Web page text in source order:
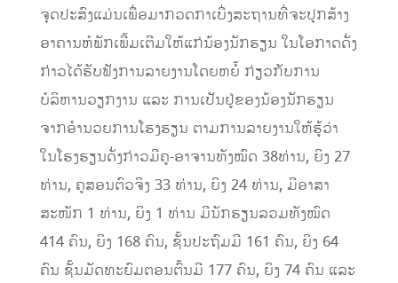
ຈຸດປະສົງແມ່ນເພື່ອມາກວດກາເບີ່ງສະຖານທີ່ຈະປກສ້າງ
ອາຄານຫໍພັກເພີ້ມເຕີມໃຫ້ແກ່ນ້ອງນັກຮຽນ ໃນໂອກາດດັ່ງ
ກ່າວໄດ້ຮັບຟັງການລາຍງານໂດຍຫຍໍ້ ກ່ຽວກັບການ
ບໍລິຫານວຽກງານ ແລະ ການເປັນຢູ່ຂອງນ້ອງນັກຮຽນ
ຈາກອໍານວຍການໂຮງຮຽນ ຕາມການລາຍງານໃຫ້ຮູ້ວ່າ
ໃນໂຮງຮຽນດັ່ງກ່າວມີຄູ-ອາຈານທັງໝົດ 38ທ່ານ, ຍິງ 27
ທ່ານ, ຄູສອນຕົວຈິງ 33ທ່ານ, ຍິງ 24 ທ່ານ, ມີອາສາ
ສະໜັກ 1 ທ່ານ, ຍິງ 1 ທ່ານ ມີນັກຮຽນລວມທັງໝົດ
414ຄົນ, ຍິງ 168ຄົນ, ຊັ້ນປະຖົມມີ 161 ຄົນ, ຍິງ 64
ຄົນ ຊັ້ນມັດທະຍົມຕອນຕົ້ນມີ 177 ຄົນ, ຍິງ 74ຄົນ ແລະ